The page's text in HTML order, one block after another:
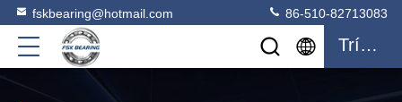
fskbearing@hotmail.com 86-510-82713083
Trích Dẫn